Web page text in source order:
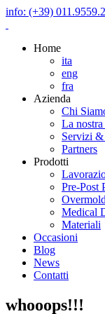
info: (+39)
Home
ita
eng
fra
Azienda
Chi
La nostra
Servizi
Partners
Prodotti
Pre-Post
Medical
Materiali
Occasioni
Blog
News
Contatti
whooops!!!